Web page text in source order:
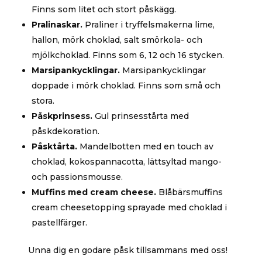
Finns som litet och stort påskägg.
Pralinaskar. Praliner i tryffelsmakerna lime,
hallon, mörk choklad, salt smörkola- och
mjölkchoklad. Finns som 6, 12 och 16 stycken.
Marsipankycklingar. Marsipankycklingar
doppade i mörk choklad. Finns som små och
stora.
Påskprinsess. Gul prinsesstårta med
påskdekoration.
Påsktårta. Mandelbotten med en touch av
choklad, kokospannacotta, lättsyltad mango-
och passionsmousse.
Muffins med cream cheese. Blåbärsmuffins
cream cheesetopping sprayade med choklad i
pastellfärger.
Unna dig en godare påsk tillsammans med oss!